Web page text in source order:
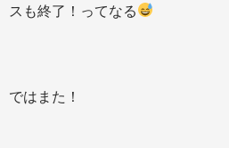
スも終了！ってなる
ではまた！